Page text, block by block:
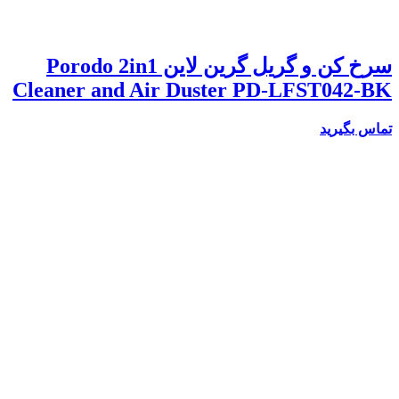
سرخ کن و گریل گرین لاین Porodo 2in1
Cleaner and Air Duster PD-LFST042-BK
تماس بگیرید